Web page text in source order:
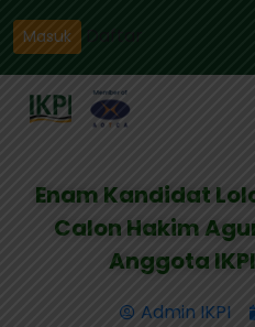
Masuk
Enam Kandidat
Calon Hakim
Anggota
Admin IKPI